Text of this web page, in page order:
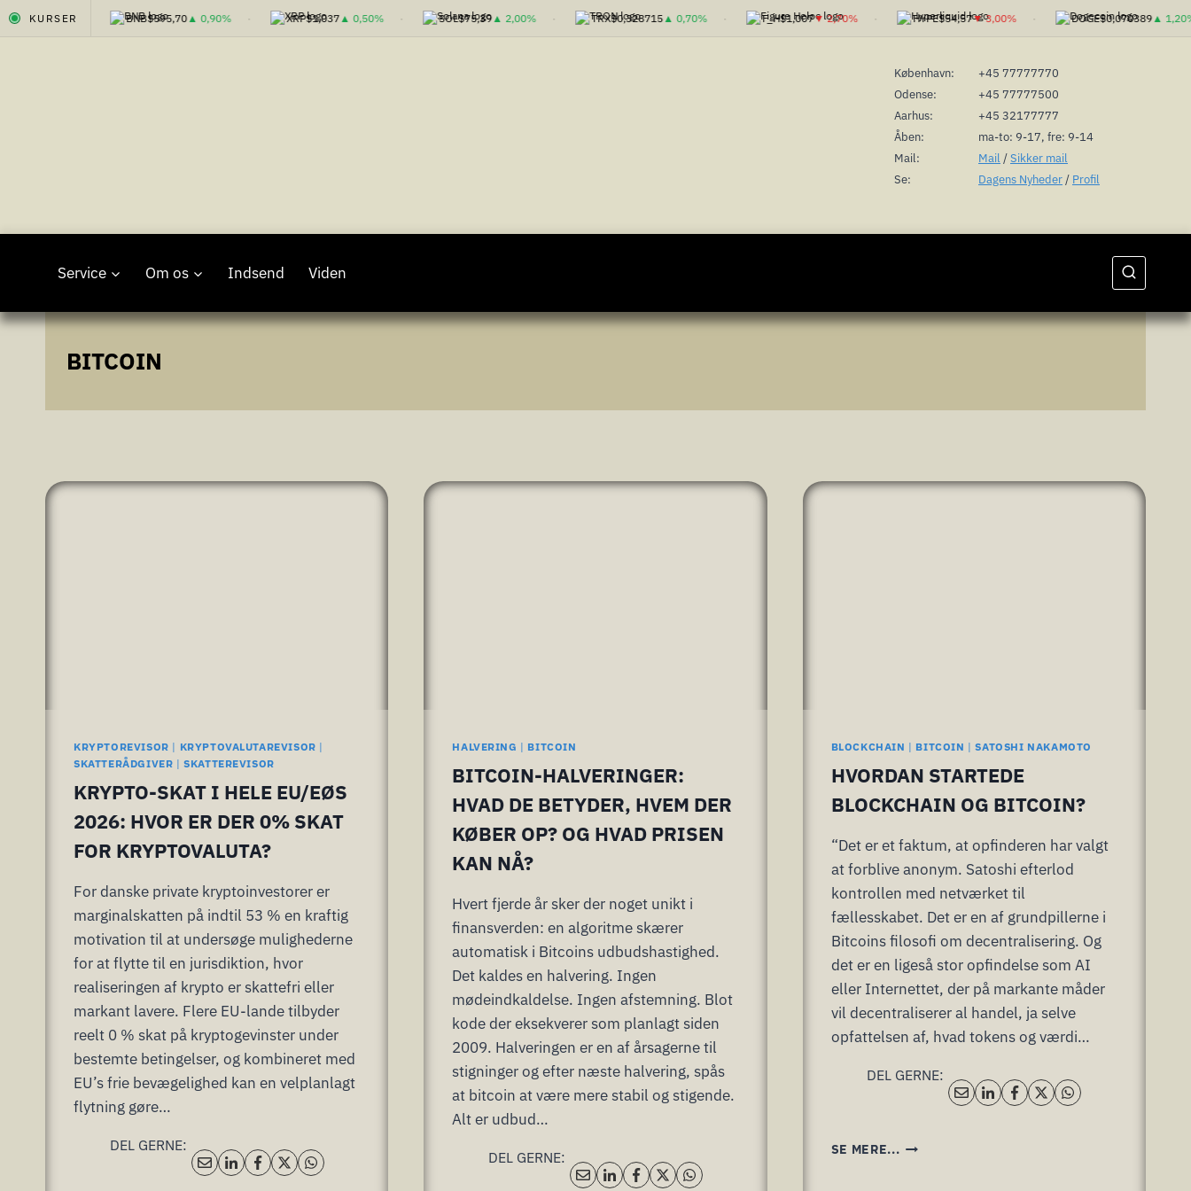
KURSER
▲ 0,40% BNB$595,70▲ 0,90% XRP$1,037▲ 0,50% SOL$75,39▲ 2,00% TRX$0,328715▲ 0,70% F_H$1,007▼ 2,70% HYPE$54,57▼ 3,00% DOGE$0,070389▲ 1,20%
København:
+45 77777770
Odense:
+45 77777500
Aarhus:
+45 32177777
Åben:
ma-to: 9-17, fre: 9-14
Mail:
Mail /Sikker mail
Se:
Dagens Nyheder/ Profil
Service Om os Indsend Viden
BITCOIN
KRYPTOREVISOR | KRYPTOVALUTAREVISOR |
SKATTERÅDGIVER |SKATTEREVISOR
KRYPTO-SKAT I HELE EU/EØS
2026: HVOR ER DER 0% SKAT
FOR KRYPTOVALUTA?
For danske private kryptoinvestorer er
marginalskatten på indtil 53 % en kraftig
motivation til at undersøge mulighederne
for at flytte til en jurisdiktion, hvor
realiseringen af krypto er skattefri eller
markant lavere. Flere EU-lande tilbyder
reelt 0 % skat på kryptogevinster under
bestemte betingelser, og kombineret med
EU’s frie bevægelighed kan en velplanlagt
flytning gøre…
DEL GERNE:
HALVERING | BITCOIN
BITCOIN-HALVERINGER:
HVAD DE BETYDER, HVEM DER
KØBER OP? OG HVAD PRISEN
KAN NÅ?
Hvert fjerde år sker der noget unikt i
finansverden: en algoritme skærer
automatisk i Bitcoins udbudshastighed.
Det kaldes en halvering. Ingen
mødeindkaldelse. Ingen afstemning. Blot
kode der eksekverer som planlagt siden
2009. Halveringen er en af årsagerne til
stigninger og efter næste halvering, spås
at bitcoin at være mere stabil og stigende.
Alt er udbud…
DEL GERNE:
BLOCKCHAIN | BITCOIN |SATOSHI NAKAMOTO
HVORDAN STARTEDE
BLOCKCHAIN OG BITCOIN?
“Det er et faktum, at opfinderen har valgt
at forblive anonym. Satoshi efterlod
kontrollen med netværket til
fællesskabet. Det er en af grundpillerne i
Bitcoins filosofi om decentralisering. Og
det er en ligeså stor opfindelse som AI
eller Internettet, der på markante måder
vil decentraliserer al handel, ja selve
opfattelsen af, hvad tokens og værdi…
DEL GERNE:
SE MERE... HVORDAN